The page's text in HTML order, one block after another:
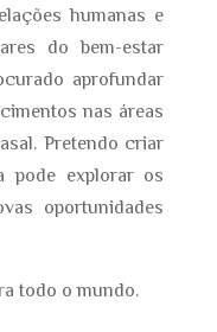
humanas e
do bem-estar
aprofundar
nas áreas
Pretendo criar
pode explorar os
oportunidades
todo o mundo.